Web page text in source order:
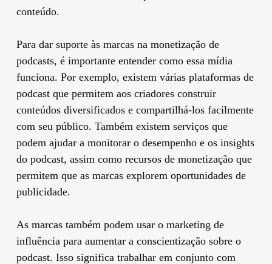
conteúdo.
Para dar suporte às marcas na monetização de
podcasts, é importante entender como essa mídia
funciona. Por exemplo, existem várias plataformas de
podcast que permitem aos criadores construir
conteúdos diversificados e compartilhá-los facilmente
com seu público. Também existem serviços que
podem ajudar a monitorar o desempenho e os insights
do podcast, assim como recursos de monetização que
permitem que as marcas explorem oportunidades de
publicidade.
As marcas também podem usar o marketing de
influência para aumentar a conscientização sobre o
podcast. Isso significa trabalhar em conjunto com